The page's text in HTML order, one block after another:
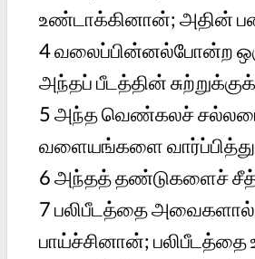
உண்டாக்கினான்; அதின்
4வலைப்பின்னல்போன்ற
அந்தப் பீடத்தின்
5அந்த வெண்கலச்
வளையங்களை
6அந்தத் தண்டுகளைச்
7பலிபீடத்தை
பாய்ச்சினான்;